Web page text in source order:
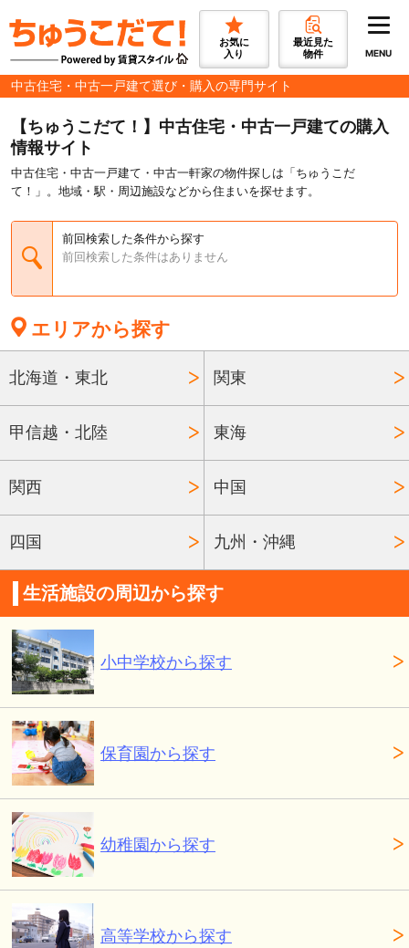
お気に
入り
最近見た
物件
MENU
中古住宅・中古一戸建て選び・購入の専門サイト
【ちゅうこだて！】中古住宅・中古一戸建ての購入
情報サイト
中古住宅・中古一戸建て・中古一軒家の物件探しは「ちゅうこだ
て！」。地域・駅・周辺施設などから住まいを探せます。
前回検索した条件から探す
前回検索した条件はありません
エリアから探す
北海道・東北 関東
甲信越・北陸 東海
関西 中国
四国 九州・沖縄
生活施設の周辺から探す
小中学校から探す
保育園から探す
幼稚園から探す
高等学校から探す